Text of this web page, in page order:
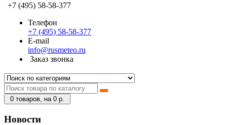
+7 (495) 58-58-377
Телефон
+7 (495) 58-58-377
E-mail
info@rusmeteo.ru
Заказ звонка
0 товаров, на 0 р.
Новости